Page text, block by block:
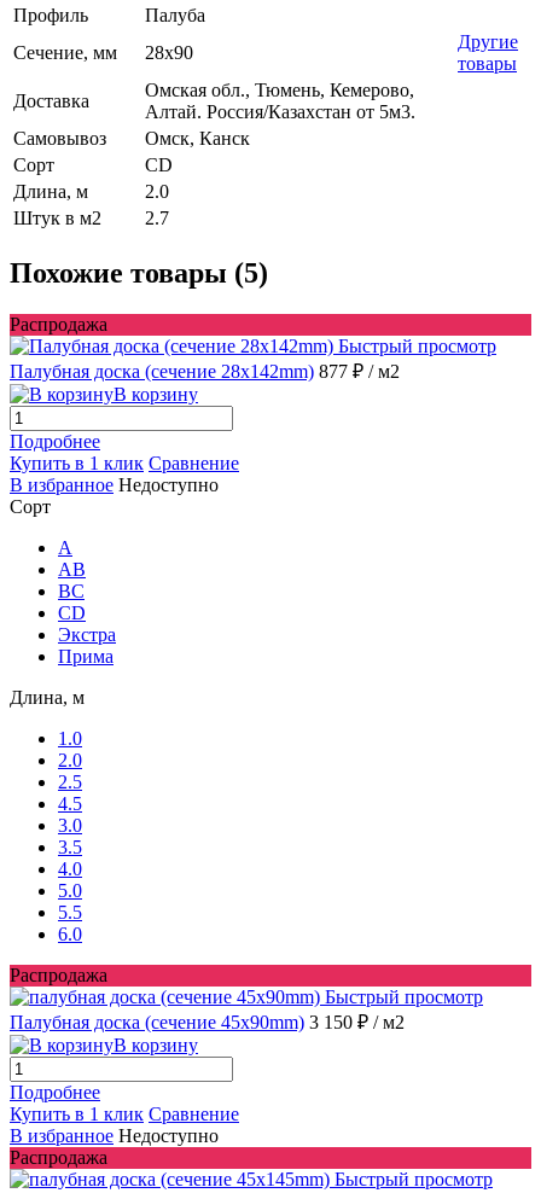
Профиль
Палуба
Сечение, мм
28x90
Другие
товары
Доставка
Омская обл., Тюмень, Кемерово,
Алтай. Россия/Казахстан от 5м3.
Самовывоз
Омск, Канск
Сорт
CD
Длина, м
2.0
Штук в м2
2.7
Похожие товары (5)
Распродажа
Быстрый просмотр
Палубная доска (сечение 28x142mm) 877 ₽ / м2
В корзину
Подробнее
Купить в 1 клик Сравнение
В избранное Недоступно
Сорт
A
AB
ВС
CD
Экстра
Прима
Длина, м
1.0
2.0
2.5
4.5
3.0
3.5
4.0
5.0
5.5
6.0
Распродажа
Быстрый просмотр
Палубная доска (сечение 45x90mm) 3 150 ₽ / м2
В корзину
Подробнее
Купить в 1 клик Сравнение
В избранное Недоступно
Распродажа
Быстрый просмотр